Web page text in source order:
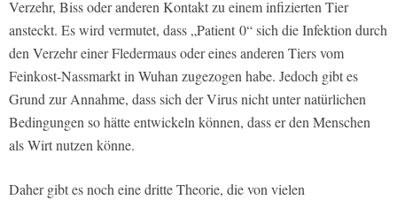
Verzehr, Biss oder anderen Kontakt zu einem infizierten Tier
ansteckt. Es wird vermutet, dass „Patient 0“ sich die Infektion durch
den Verzehr einer Fledermaus oder eines anderen Tiers vom
Feinkost-Nassmarkt in Wuhan zugezogen habe. Jedoch gibt es
Grund zur Annahme, dass sich der Virus nicht unter natürlichen
Bedingungen so hätte entwickeln können, dass er den Menschen
als Wirt nutzen könne.
Daher gibt es noch eine dritte Theorie, die von vielen